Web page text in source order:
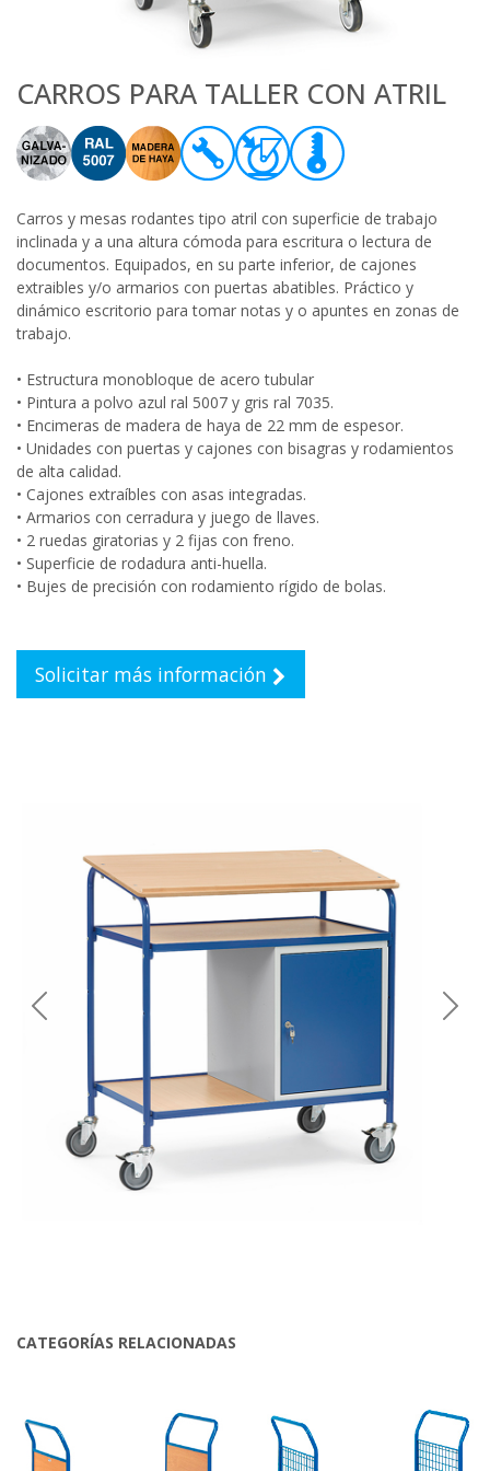
CARROS PARA TALLER CON ATRIL
Carros y mesas rodantes tipo atril con superficie de trabajo
inclinada y a una altura cómoda para escritura o lectura de
documentos. Equipados, en su parte inferior, de cajones
extraibles y/o armarios con puertas abatibles. Práctico y
dinámico escritorio para tomar notas y o apuntes en zonas de
trabajo.
• Estructura monobloque de acero tubular
• Pintura a polvo azul ral 5007 y gris ral 7035.
• Encimeras de madera de haya de 22 mm de espesor.
• Unidades con puertas y cajones con bisagras y rodamientos
de alta calidad.
• Cajones extraíbles con asas integradas.
• Armarios con cerradura y juego de llaves.
• 2 ruedas giratorias y 2 fijas con freno.
• Superficie de rodadura anti-huella.
• Bujes de precisión con rodamiento rígido de bolas.
Solicitar más información
Previous Next
CATEGORÍAS RELACIONADAS